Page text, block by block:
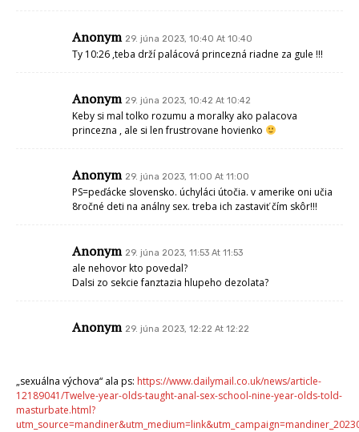
Anonym 29. júna 2023, 10:40 At 10:40
Ty 10:26 ,teba drží palácová princezná riadne za gule !!!
Anonym 29. júna 2023, 10:42 At 10:42
Keby si mal tolko rozumu a moralky ako palacova
princezna , ale si len frustrovane hovienko
Anonym 29. júna 2023, 11:00 At 11:00
PS=peďácke slovensko. úchyláci útočia. v amerike oni učia
8ročné deti na análny sex. treba ich zastaviť čím skôr!!!
Anonym 29. júna 2023, 11:53 At 11:53
ale nehovor kto povedal?
Dalsi zo sekcie fanztazia hlupeho dezolata?
Anonym 29. júna 2023, 12:22 At 12:22
„sexuálna výchova“ ala ps: https://www.dailymail.co.uk/news/article-
12189041/Twelve-year-olds-taught-anal-sex-school-nine-year-olds-told-
masturbate.html?